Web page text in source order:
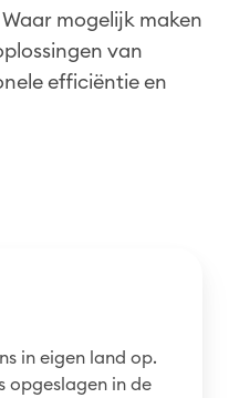
mogelijk maken
van
efficiëntie en
in eigen land op.
opgeslagen in de